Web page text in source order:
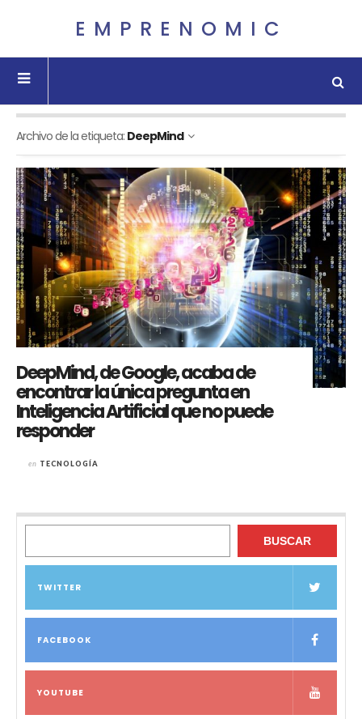
EMPRENOMIC
Archivo de la etiqueta: DeepMind
DeepMind, de Google, acaba de
encontrar la única pregunta en
Inteligencia Artificial que no puede
responder
en TECNOLOGÍA
BUSCAR
TWITTER
FACEBOOK
YOUTUBE